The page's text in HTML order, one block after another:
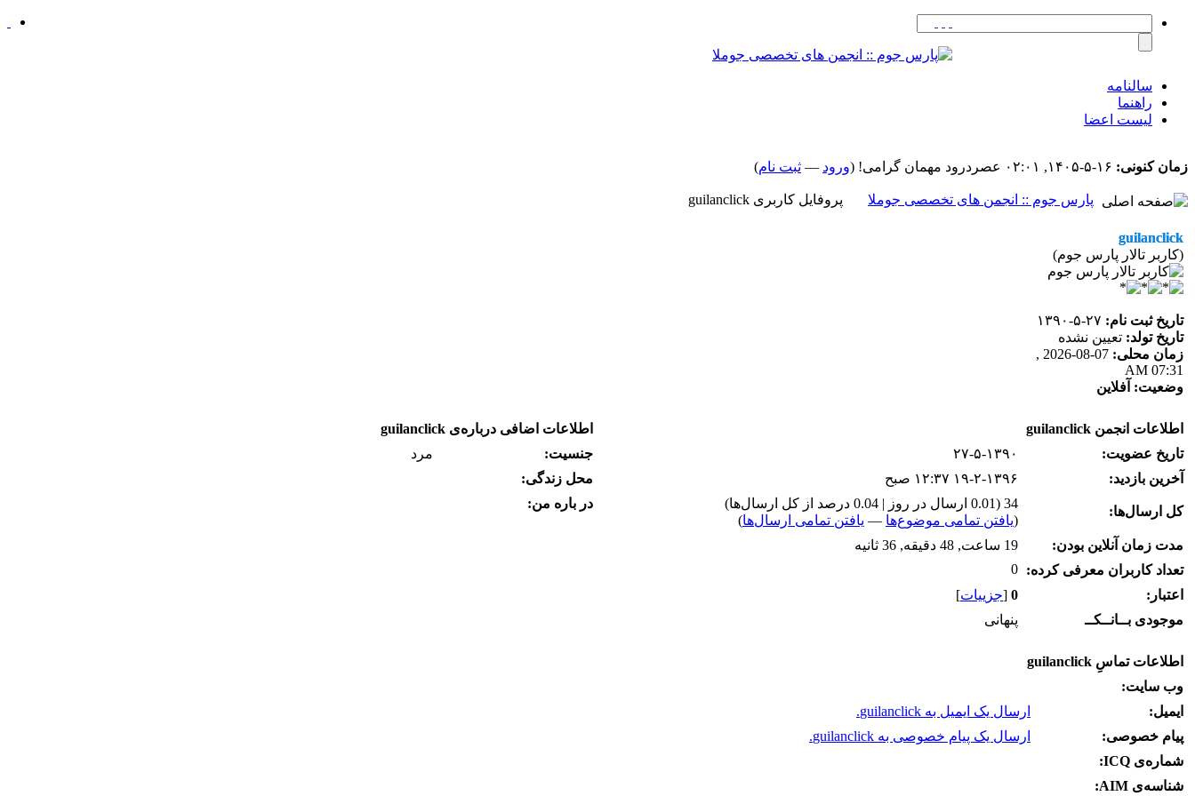
سالنامه
راهنما
لیست اعضا
زمان کنونی: ۱۶-۵-۱۴۰۵, ۰۲:۰۱ عصر درود مهمان گرامی! (ورود — ثبت نام)
پارس جوم :: انجمن های تخصصی جوملا پروفایل کاربری guilanclick
guilanclick
(کاربر تالار پارس جوم)
تاریخ ثبت نام: ۲۷-۵-۱۳۹۰
تاریخ تولد: تعیین نشده
زمان محلی:
07-08-2026 ,
07:31 AM
وضعیت: آفلاین
اطلاعات انجمن guilanclick
تاریخ عضویت:
۲۷-۵-۱۳۹۰
آخرین بازدید:
۱۹-۲-۱۳۹۶ ۱۲:۳۷ صبح
کل ارسال‌ها:
34 (0.01 ارسال در روز | 0.04 درصد از کل ارسال‌ها)
(یافتن تمامی موضوع‌ها — یافتن تمامی ارسال‌ها)
مدت زمان آنلاین بودن:
19 ساعت, 48 دقیقه, 36 ثانیه
تعداد کاربران معرفی کرده: 0
اعتبار:
0
[جزییات]
موجودی بــانــکــ
پنهانی
اطلاعات تماسِ guilanclick
وب‌ سایت:
ایمیل:
ارسال یک ایمیل به guilanclick.
پیام خصوصی:
ارسال یک پیام خصوصی به guilanclick.
شماره‌ی ICQ:
شناسه‌ی AIM:
اطلاعات اضافی درباره‌ی guilanclick
جنسیت:
مرد
محل زندگی:
در باره من: